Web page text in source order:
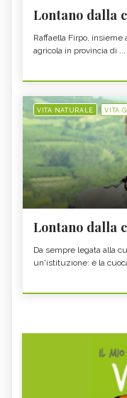
Lontano dalla
Raffaella Firpo,
agricola in provincia di ...
VITA NATURALE VITA
Lontano dalla
Da sempre legata alla
un'istituzione: è la